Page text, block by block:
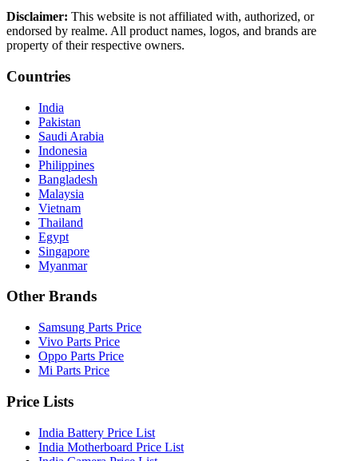
Disclaimer: This website is not affiliated with, authorized, or
endorsed by realme. All product names, logos, and brands are
property of their respective owners.
Countries
India
Pakistan
Saudi Arabia
Indonesia
Philippines
Bangladesh
Malaysia
Vietnam
Thailand
Egypt
Singapore
Myanmar
Other Brands
Samsung Parts Price
Vivo Parts Price
Oppo Parts Price
Mi Parts Price
Price Lists
India Battery Price List
India Motherboard Price List